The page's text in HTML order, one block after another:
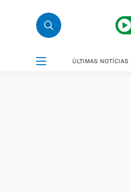
ÚLTIMAS NOTÍCIAS